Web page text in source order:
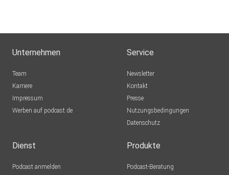
Unternehmen
Team
Karriere
Impressum
Werben auf podcast.de
Service
Newsletter
Kontakt
Presse
Nutzungsbedingungen
Datenschutz
Dienst
Podcast anmelden
Produkte
Podcast-Beratung